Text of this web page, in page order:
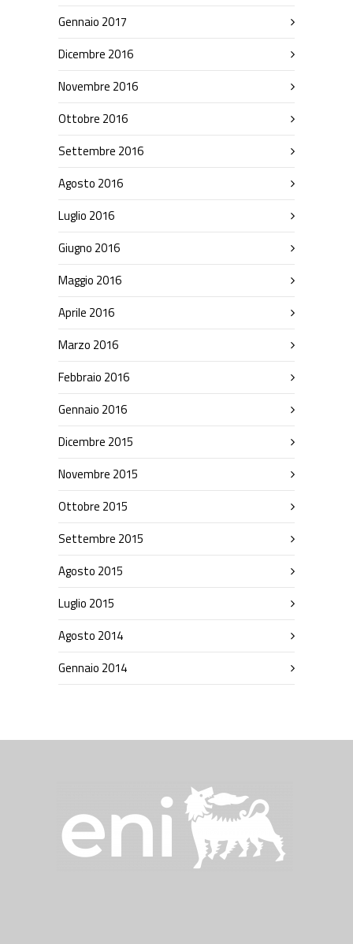
Gennaio 2017
Dicembre 2016
Novembre 2016
Ottobre 2016
Settembre 2016
Agosto 2016
Luglio 2016
Giugno 2016
Maggio 2016
Aprile 2016
Marzo 2016
Febbraio 2016
Gennaio 2016
Dicembre 2015
Novembre 2015
Ottobre 2015
Settembre 2015
Agosto 2015
Luglio 2015
Agosto 2014
Gennaio 2014